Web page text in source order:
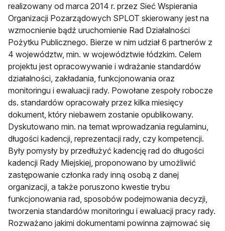
realizowany od marca 2014 r. przez Sieć Wspierania
Organizacji Pozarządowych SPLOT skierowany jest na
wzmocnienie bądź uruchomienie Rad Działalności
Pożytku Publicznego. Bierze w nim udział 6 partnerów z
4 województw, min. w województwie łódzkim. Celem
projektu jest opracowywanie i wdrażanie standardów
działalności, zakładania, funkcjonowania oraz
monitoringu i ewaluacji rady. Powołane zespoły robocze
ds. standardów opracowały przez kilka miesięcy
dokument, który niebawem zostanie opublikowany.
Dyskutowano min. na temat wprowadzania regulaminu,
długości kadencji, reprezentacji rady, czy kompetencji.
Były pomysły by przedłużyć kadencję rad do długości
kadencji Rady Miejskiej, proponowano by umożliwić
zastępowanie członka rady inną osobą z danej
organizacji, a także poruszono kwestie trybu
funkcjonowania rad, sposobów podejmowania decyzji,
tworzenia standardów monitoringu i ewaluacji pracy rady.
Rozważano jakimi dokumentami powinna zajmować się